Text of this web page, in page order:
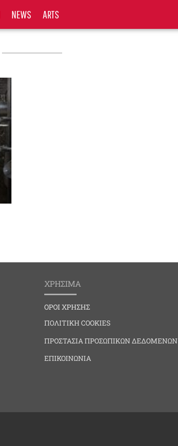
NEWS ARTS
ΧΡΗΣΙΜΑ
ΟΡΟΙ ΧΡΗΣΗΣ
ΠΟΛΙΤΙΚΗ COOKIES
ΠΡΟΣΤΑΣΙΑ ΠΡΟΣΩΠΙΚΩΝ ΔΕΔΟΜΕΝΩΝ
ΕΠΙΚΟΙΝΩΝΙΑ